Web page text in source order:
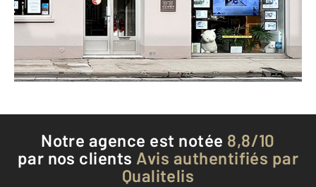
Envoyer un message
Téléphoner à l'agence
Notre agence est notée 8,8/10
par nos clients Avis authentifiés par
Qualitelis